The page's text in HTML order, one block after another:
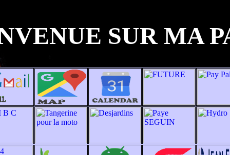
SUR MA